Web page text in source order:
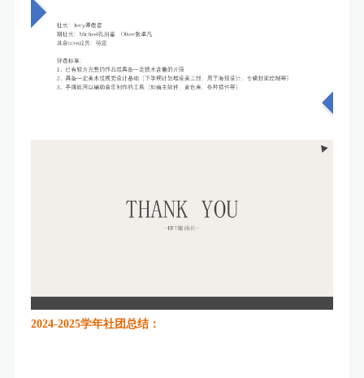
2024-2025学年社团总结：